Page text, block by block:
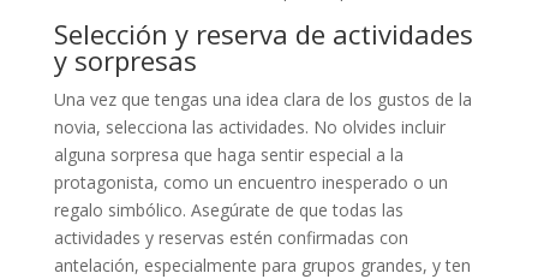
Selección y reserva de actividades
y sorpresas
Una vez que tengas una idea clara de los gustos de la
novia, selecciona las actividades. No olvides incluir
alguna sorpresa que haga sentir especial a la
protagonista, como un encuentro inesperado o un
regalo simbólico. Asegúrate de que todas las
actividades y reservas estén confirmadas con
antelación, especialmente para grupos grandes, y ten